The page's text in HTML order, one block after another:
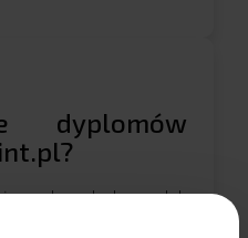
dyplomów
dyplomy lub
dostosować do